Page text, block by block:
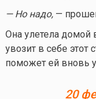
— Но надо,—
Она улетела домой
увозит в себе
поможет ей вновь
20